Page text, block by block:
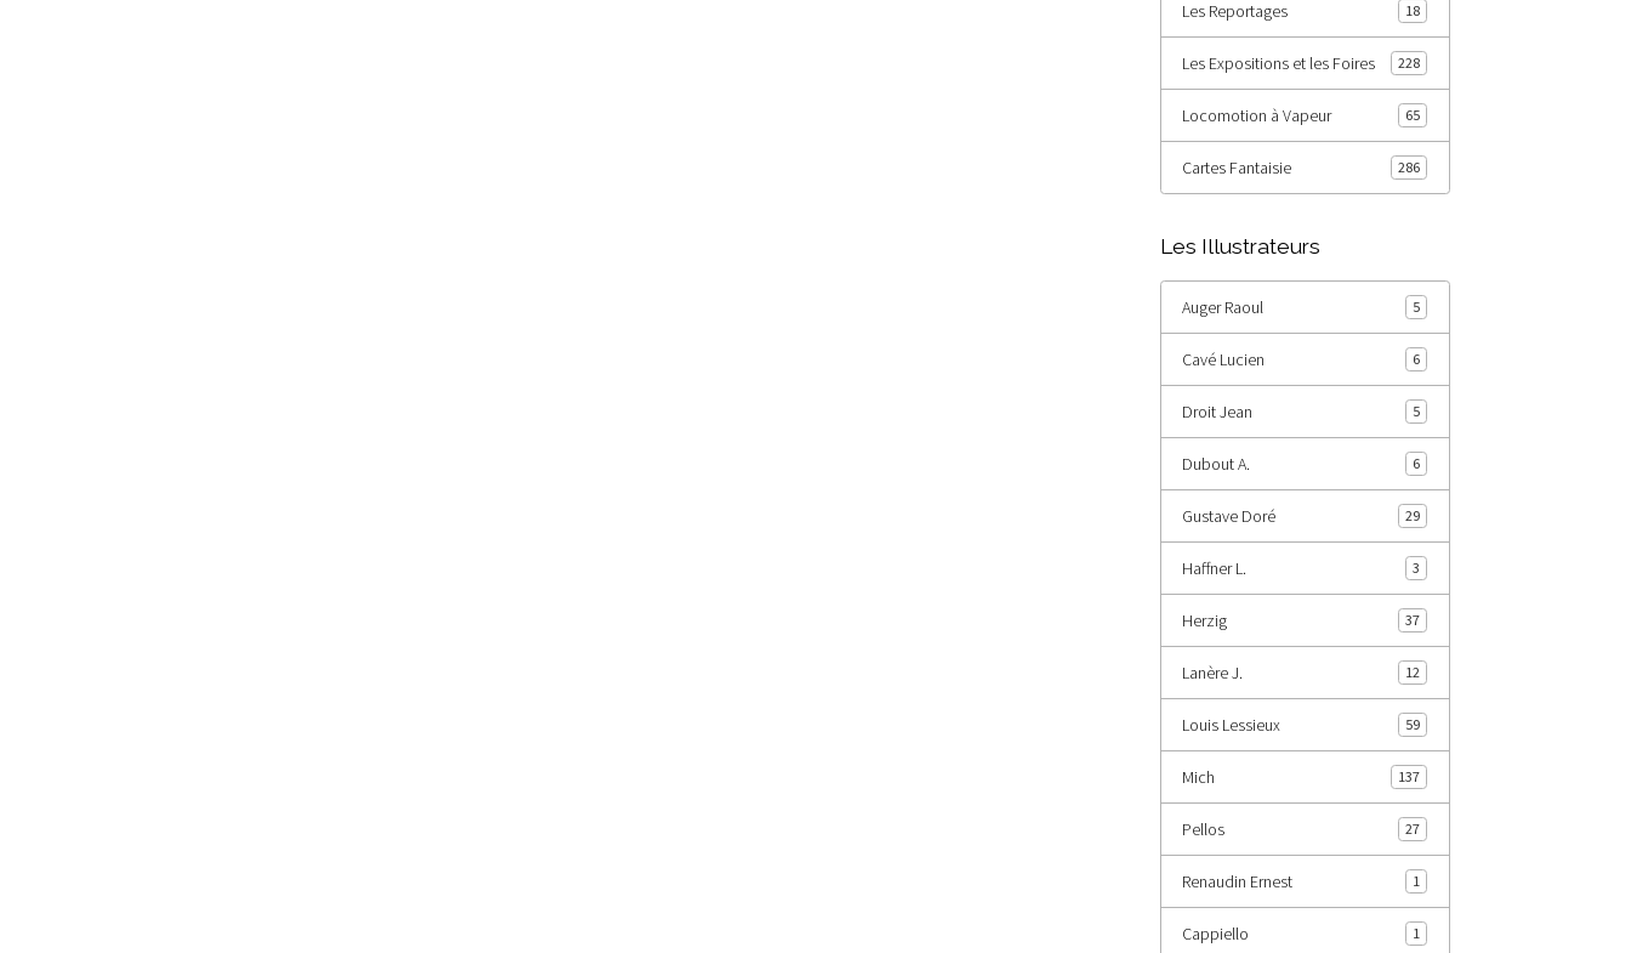
Les Reportages 18
Les Expositions et les Foires 228
Locomotion à Vapeur 65
Cartes Fantaisie 286
Les Illustrateurs
Auger Raoul 5
Cavé Lucien 6
Droit Jean 5
Dubout A. 6
Gustave Doré 29
Haffner L. 3
Herzig 37
Lanère J. 12
Louis Lessieux 59
Mich 137
Pellos 27
Renaudin Ernest 1
Cappiello 1